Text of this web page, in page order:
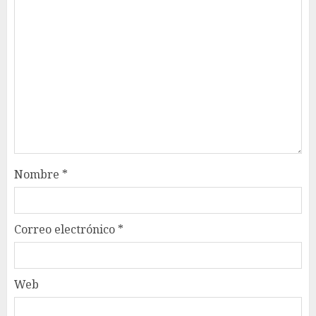
Nombre *
Correo electrónico *
Web